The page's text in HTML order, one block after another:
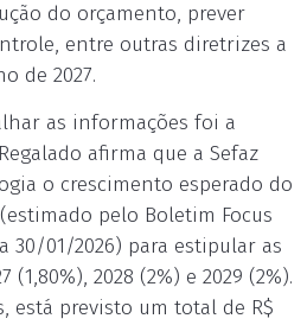
do orçamento, prever
entre outras diretrizes a
de 2027.
as informações foi a
afirma que a Sefaz
o crescimento esperado do
pelo Boletim Focus
30/01/2026) para estipular as
(1,80%), 2028 (2%) e 2029 (2%).
está previsto um total de R$